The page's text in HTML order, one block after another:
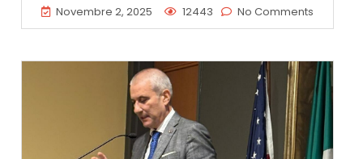
Novembre 2, 2025 12443 No Comments